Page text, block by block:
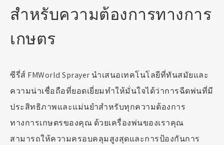
สำหรับความต้องการทางการ
เกษตร
ซีรี่ส์ FMWorld Sprayer นำเสนอเทคโนโลยีที่ทันสมัยและ
ความน่าเชื่อถือที่ยอดเยี่ยมทำให้มั่นใจได้ว่าการฉีดพ่นที่มี
ประสิทธิภาพและแม่นยำสำหรับทุกความต้องการ
ทางการเกษตรของคุณ ด้วยเครื่องพ่นของเราคุณ
สามารถให้ความครอบคลุมสูงสุดและการป้องกันการ